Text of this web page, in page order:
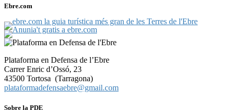
Ebre.com
Plataforma en Defensa de l’Ebre
Carrer Enric d’Ossó, 23
43500 Tortosa (Tarragona)
plataformadefensaebre@gmail.com
Sobre la PDE